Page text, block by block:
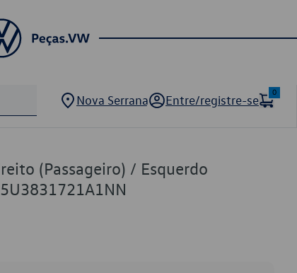
Nova Serrana Entre/registre-se
0
(Passageiro) / Esquerdo